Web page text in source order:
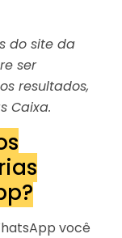
do site da
ser
resultados,
Caixa.
você